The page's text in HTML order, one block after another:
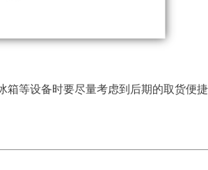
等设备时要尽量考虑到后期的取货便捷